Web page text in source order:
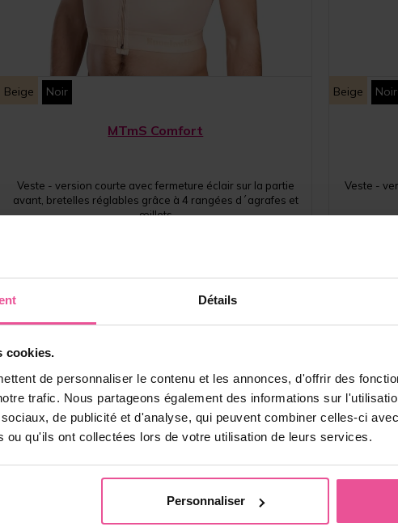
Détails
cookies.
de personnaliser le contenu et les annonces, d'offrir des
trafic. Nous partageons également des informations sur
de publicité et d'analyse, qui peuvent combiner celles-ci
ou qu'ils ont collectées lors de votre utilisation de leurs services.
Personnaliser
Beige Noir
MTmS Comfort
Veste - version courte avec fermeture éclair sur la partie
avant, bretelles réglables grâce à 4 rangées d´agrafes et
œillets
Beige Noir
Veste -